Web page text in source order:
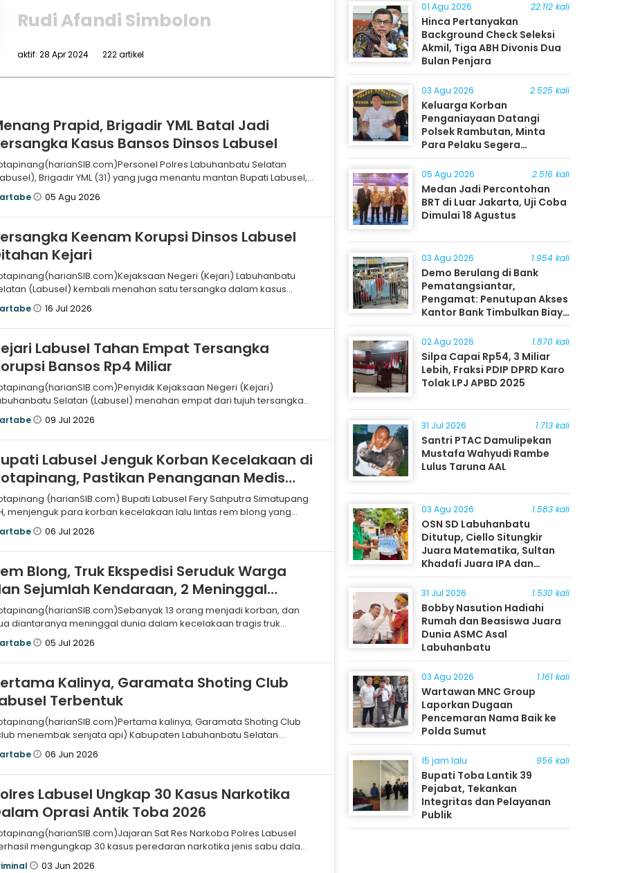
Rudi Afandi Simbolon
aktif: 28 Apr 2024 222 artikel
Prapid, Brigadir YML Batal Jadi
Kasus Bansos Dinsos Labusel
Polres Labuhanbatu Selatan
Brigadir YML (31) yang juga menantu mantan Bupati Labusel,
05 Agu 2026
Keenam Korupsi Dinsos Labusel
Kejari
Negeri (Kejari) Labuhanbatu
(Labusel) kembali menahan satu tersangka dalam kasus
korupsi d
16 Jul 2026
Labusel Tahan Empat Tersangka
Bansos Rp4 Miliar
Kejaksaan Negeri (Kejari)
Selatan (Labusel) menahan empat dari tujuh tersangka
tindak p09 Jul 2026
Labusel Jenguk Korban Kecelakaan di
Pastikan Penanganan Medis
Optimal
(harianSIB.com) Bupati Labusel Fery Sahputra Simatupang
menjenguk para korban kecelakaan lalu lintas rem blong yang
m 06 Jul 2026
Blong, Truk Ekspedisi Seruduk Warga
Sejumlah Kendaraan, 2 Meninggal
Belasan Luka-luka13 orang menjadi korban, dan
diantaranya meninggal dunia dalam kecelakaan tragis truk
Mitsub
05 Jul 2026
Kalinya, Garamata Shoting Club
Terbentuk
kalinya, Garamata Shoting Club
menembak senjata api) Kabupaten Labuhanbatu Selatan
Pengu
06 Jun 2026
Labusel Ungkap 30 Kasus Narkotika
Oprasi Antik Toba 2026
Sat Res Narkoba Polres Labusel
mengungkap 30 kasus peredaran narkotika jenis sabu dalam
An 03 Jun 2026
01 Agu 2026 22.112 kali
Hinca Pertanyakan
Background Check Seleksi
Akmil, Tiga ABH Divonis Dua
Bulan Penjara
03 Agu 2026 2.525 kali
Keluarga Korban
Penganiayaan Datangi
Polsek Rambutan, Minta
Para Pelaku Segera
Ditangkap
05 Agu 2026 2.516 kali
Medan Jadi Percontohan
BRT di Luar Jakarta, Uji Coba
Dimulai 18 Agustus
03 Agu 2026 1.954 kali
Demo Berulang di Bank
Pematangsiantar,
Pengamat: Penutupan Akses
Kantor Bank Timbulkan Biaya
Ekonomi bagi Masyarakat
02 Agu 2026 1.870 kali
Silpa Capai Rp54, 3 Miliar
Lebih, Fraksi PDIP DPRD Karo
Tolak LPJ APBD 2025
31 Jul 2026 1.713 kali
Santri PTAC Damulipekan
Mustafa Wahyudi Rambe
Lulus Taruna AAL
03 Agu 2026 1.583 kali
OSN SD Labuhanbatu
Ditutup, Ciello Situngkir
Juara Matematika, Sultan
Khadafi Juara IPA dan
Timothy Rangkuti Juara IPS
31 Jul 2026 1.530 kali
Bobby Nasution Hadiahi
Rumah dan Beasiswa Juara
Dunia ASMC Asal
Labuhanbatu
03 Agu 2026 1.161 kali
Wartawan MNC Group
Laporkan Dugaan
Pencemaran Nama Baik ke
Polda Sumut
15 jam lalu 956 kali
Bupati Toba Lantik 39
Pejabat, Tekankan
Integritas dan Pelayanan
Publik